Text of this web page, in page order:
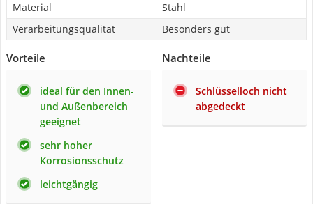
Material
Stahl
Verarbeitungsqualität
Besonders gut
Vorteile
ideal für den Innen-
und Außenbereich
geeignet
sehr hoher
Korrosionsschutz
leichtgängig
Nachteile
Schlüsselloch nicht
abgedeckt